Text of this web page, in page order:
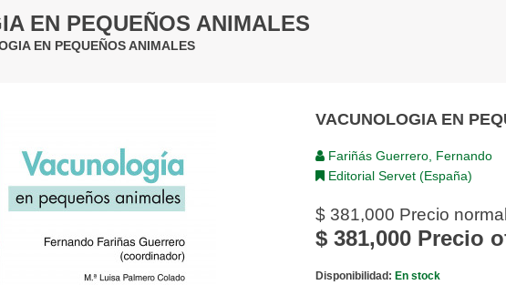
EN PEQUEÑOS ANIMALES
EN PEQUEÑOS ANIMALES
VACUNOLOGIA EN
Fariñás Guerrero, Fernando
Editorial Servet (España)
$ 381,000 Precio
$ 381,000 Precio
Disponibilidad: En stock